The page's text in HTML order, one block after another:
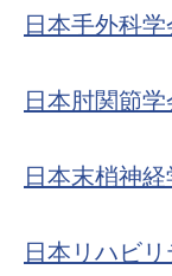
日本手外科学
日本肘関節学
日本末梢神経
日本リハビ